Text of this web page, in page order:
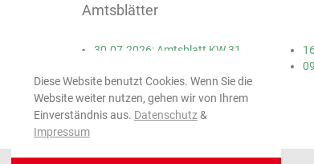
Diese Website benutzt Cookies. Wenn Sie die
Website weiter nutzen, gehen wir von Ihrem
Einverständnis aus. Datenschutz&
Impressum
Amtsblätter
30.07.2026: Amtsblatt KW 31